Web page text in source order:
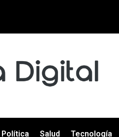
Política Salud Tecnología